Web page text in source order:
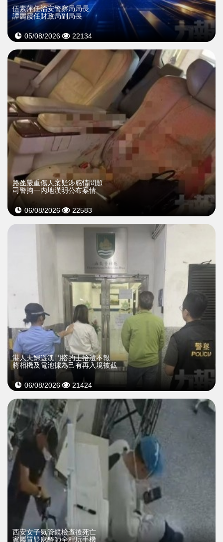
伍素萍任治安警察局局長
譚麗霞任財政局副局長
05/08/2026 22134
​路氹嚴重傷人案疑涉感情問題
司警拘一內地漢明公布案情
06/08/2026 22583
​港人夫婦遊澳門搭的士拾遺不報
將相機及電池據為己有再入境被截
06/08/2026 21424
西安女子氣管鏡檢查後死亡
家屬質疑麻醉師全程玩手機